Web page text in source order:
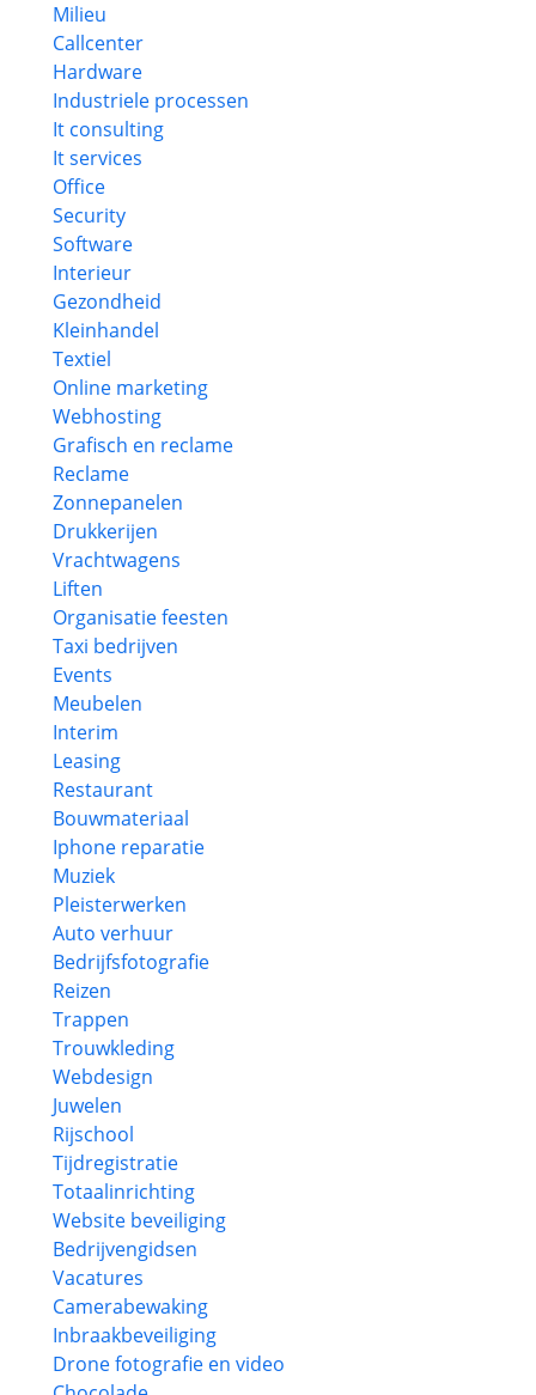
Milieu
Callcenter
Hardware
Industriele processen
It consulting
It services
Office
Security
Software
Interieur
Gezondheid
Kleinhandel
Textiel
Online marketing
Webhosting
Grafisch en reclame
Reclame
Zonnepanelen
Drukkerijen
Vrachtwagens
Liften
Organisatie feesten
Taxi bedrijven
Events
Meubelen
Interim
Leasing
Restaurant
Bouwmateriaal
Iphone reparatie
Muziek
Pleisterwerken
Auto verhuur
Bedrijfsfotografie
Reizen
Trappen
Trouwkleding
Webdesign
Juwelen
Rijschool
Tijdregistratie
Totaalinrichting
Website beveiliging
Bedrijvengidsen
Vacatures
Camerabewaking
Inbraakbeveiliging
Drone fotografie en video